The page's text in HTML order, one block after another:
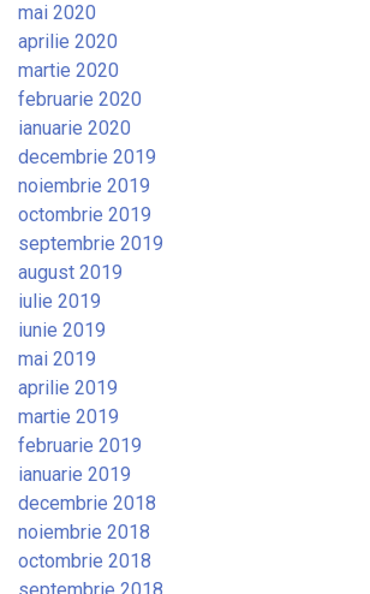
mai 2020
aprilie 2020
martie 2020
februarie 2020
ianuarie 2020
decembrie 2019
noiembrie 2019
octombrie 2019
septembrie 2019
august 2019
iulie 2019
iunie 2019
mai 2019
aprilie 2019
martie 2019
februarie 2019
ianuarie 2019
decembrie 2018
noiembrie 2018
octombrie 2018